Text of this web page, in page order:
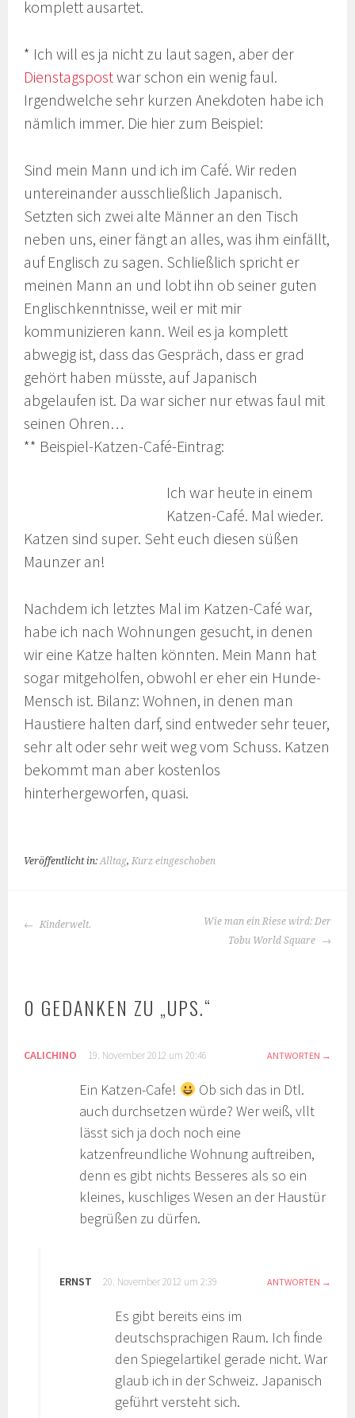
komplett ausartet.
* Ich will es ja nicht zu laut sagen, aber der
Dienstagspostwar schon ein wenig faul.
Irgendwelche sehr kurzen Anekdoten habe ich
nämlich immer. Die hier zum Beispiel:
Sind mein Mann und ich im Café. Wir reden
untereinander ausschließlich Japanisch.
Setzten sich zwei alte Männer an den Tisch
neben uns, einer fängt an alles, was ihm einfällt,
auf Englisch zu sagen. Schließlich spricht er
meinen Mann an und lobt ihn ob seiner guten
Englischkenntnisse, weil er mit mir
kommunizieren kann. Weil es ja komplett
abwegig ist, dass das Gespräch, dass er grad
gehört haben müsste, auf Japanisch
abgelaufen ist. Da war sicher nur etwas faul mit
seinen Ohren…
** Beispiel-Katzen-Café-Eintrag:
Ich war heute in einem
Katzen-Café. Mal wieder.
Katzen sind super. Seht euch diesen süßen
Maunzer an!
Nachdem ich letztes Mal im Katzen-Café war,
habe ich nach Wohnungen gesucht, in denen
wir eine Katze halten könnten. Mein Mann hat
sogar mitgeholfen, obwohl er eher ein Hunde-
Mensch ist. Bilanz: Wohnen, in denen man
Haustiere halten darf, sind entweder sehr teuer,
sehr alt oder sehr weit weg vom Schuss. Katzen
bekommt man aber kostenlos
hinterhergeworfen, quasi.
Veröffentlicht in:Alltag,Kurz eingeschoben
BEITRAGS-
Kinderwelt.
Wie man ein Riese wird: Der
Tobu World Square
0 GEDANKEN ZU „UPS.“
CALICHINO 19. November 2012 um 20:46 ANTWORTEN
Ein Katzen-Cafe!
Ob sich das in Dtl.
auch durchsetzen würde? Wer weiß, vllt
lässt sich ja doch noch eine
katzenfreundliche Wohnung auftreiben,
denn es gibt nichts Besseres als so ein
kleines, kuschliges Wesen an der Haustür
begrüßen zu dürfen.
ERNST 20. November 2012 um 2:39 ANTWORTEN
Es gibt bereits eins im
deutschsprachigen Raum. Ich finde
den Spiegelartikel gerade nicht. War
glaub ich in der Schweiz. Japanisch
geführt versteht sich.